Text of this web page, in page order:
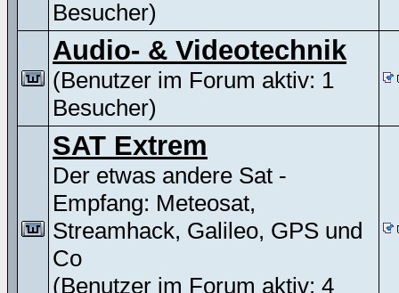
Besucher)
Audio- & Videotechnik
(Benutzer im Forum aktiv: 1
Besucher)
SAT Extrem
Der etwas andere Sat -
Empfang: Meteosat,
Streamhack, Galileo, GPS und
Co
(Benutzer im Forum aktiv: 4